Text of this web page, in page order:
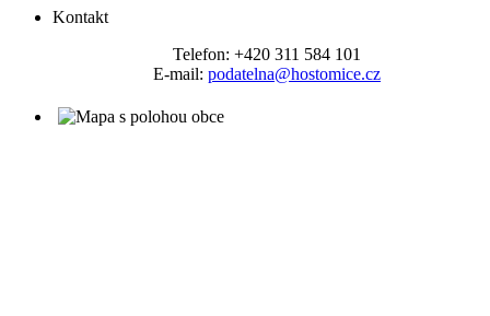
Kontakt
Telefon: +420 311 584 101
E-mail: podatelna@hostomice.cz